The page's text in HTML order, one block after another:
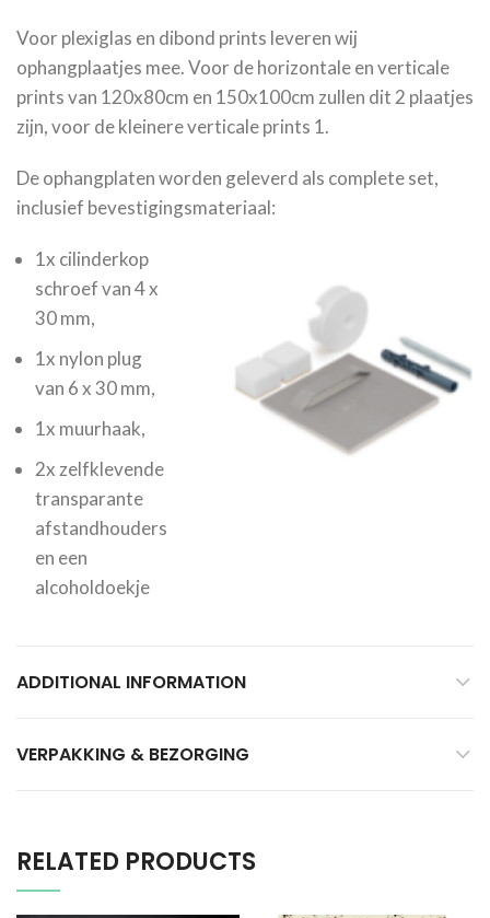
Voor plexiglas en dibond prints leveren wij
ophangplaatjes mee. Voor de horizontale en verticale
prints van 120x80cm en 150x100cm zullen dit 2 plaatjes
zijn, voor de kleinere verticale prints 1.
De ophangplaten worden geleverd als complete set,
inclusief bevestigingsmateriaal:
1x cilinderkop
schroef van 4 x
30 mm,
1x nylon plug
van 6 x 30 mm,
1x muurhaak,
2x zelfklevende
transparante
afstandhouders
en een
alcoholdoekje
ADDITIONAL INFORMATION
VERPAKKING & BEZORGING
RELATED PRODUCTS